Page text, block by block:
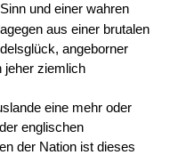
und einer wahren
aus einer brutalen
angeborner
jeher ziemlich
eine mehr oder
englischen
der Nation ist dieses